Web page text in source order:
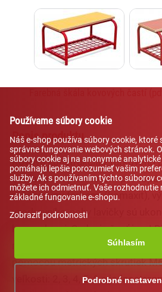
Popis produktu
Kovová konštrukcia z rúrkového
odkladacím priestorom pre
práškovými farbami (komaxit),
vzorkovníka, nohy lavičky sú
koncovkami. Sedacia časť je z
mm ABS hranou. Ku kovovej
pomocou metrických skrutiek
veľkosti: 2, 3, 4, 5, 6 a
Používame súbory cookie
Náš e-shop používa súbory cookie, ktoré
správne fungovanie webových stránok.
súbory cookie aj na anonymné
pomáhajú lepšie porozumieť vašim
služby. Ak s používaním týchto súborov
môžete ich odmietnuť. Vaše rozhodnutie
základné fungovanie e-shopu.
Zobraziť podrobnosti
Súhlasím
Podrobné
Lexi
Asistent pre školský nábytok a
vybavenie tried